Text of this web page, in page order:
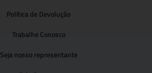
Política de Devolução
Trabalhe Conosco
Seja nosso representante